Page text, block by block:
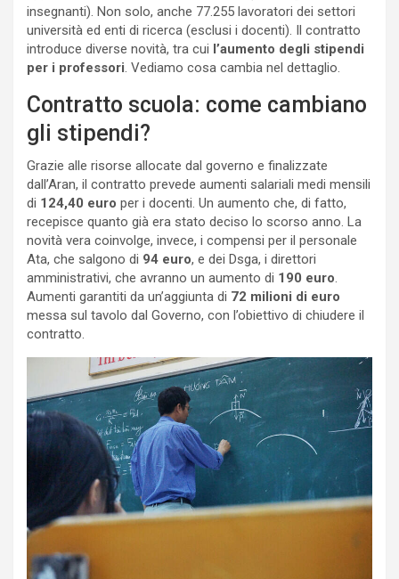
insegnanti). Non solo, anche 77.255 lavoratori dei settori
università ed enti di ricerca (esclusi i docenti). Il contratto
introduce diverse novità, tra cui l’aumento degli stipendi
per i professori. Vediamo cosa cambia nel dettaglio.
Contratto scuola: come cambiano
gli stipendi?
Grazie alle risorse allocate dal governo e finalizzate
dall’Aran, il contratto prevede aumenti salariali medi mensili
di 124,40 euro per i docenti. Un aumento che, di fatto,
recepisce quanto già era stato deciso lo scorso anno. La
novità vera coinvolge, invece, i compensi per il personale
Ata, che salgono di 94 euro, e dei Dsga, i direttori
amministrativi, che avranno un aumento di 190 euro.
Aumenti garantiti da un’aggiunta di 72 milioni di euro
messa sul tavolo dal Governo, con l’obiettivo di chiudere il
contratto.